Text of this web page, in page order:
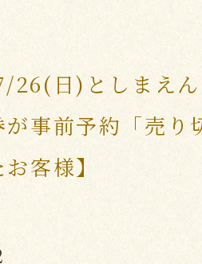
26(日)としまえ
が事前予約「売
客様】